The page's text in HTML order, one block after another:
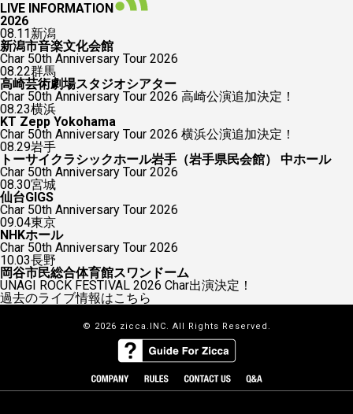
LIVE INFORMATION
2026
08.11新潟
新潟市音楽文化会館
Char 50th Anniversary Tour 2026
08.22群馬
高崎芸術劇場スタジオシアター
Char 50th Anniversary Tour 2026 高崎公演追加決定！
08.23横浜
KT Zepp Yokohama
Char 50th Anniversary Tour 2026 横浜公演追加決定！
08.29岩手
トーサイクラシックホール岩手（岩手県民会館） 中ホール
Char 50th Anniversary Tour 2026
08.30宮城
仙台GIGS
Char 50th Anniversary Tour 2026
09.04東京
NHKホール
Char 50th Anniversary Tour 2026
10.03長野
岡谷市民総合体育館スワンドーム
UNAGI ROCK FESTIVAL 2026 Char出演決定！
過去のライブ情報はこちら
© 2026 zicca.INC. All Rights Reserved.